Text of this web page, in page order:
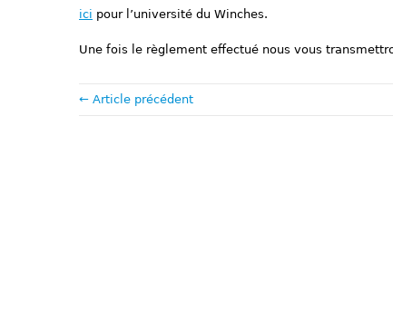
ici pour l’université du Winches.
Une fois le règlement effectué nous vous
← Article précédent